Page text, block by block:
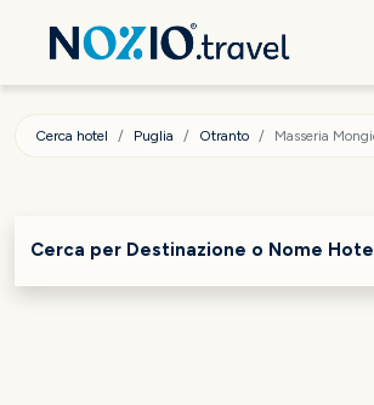
Cerca hotel Puglia Otranto Masseria
Cerca per Destinazione o Nome